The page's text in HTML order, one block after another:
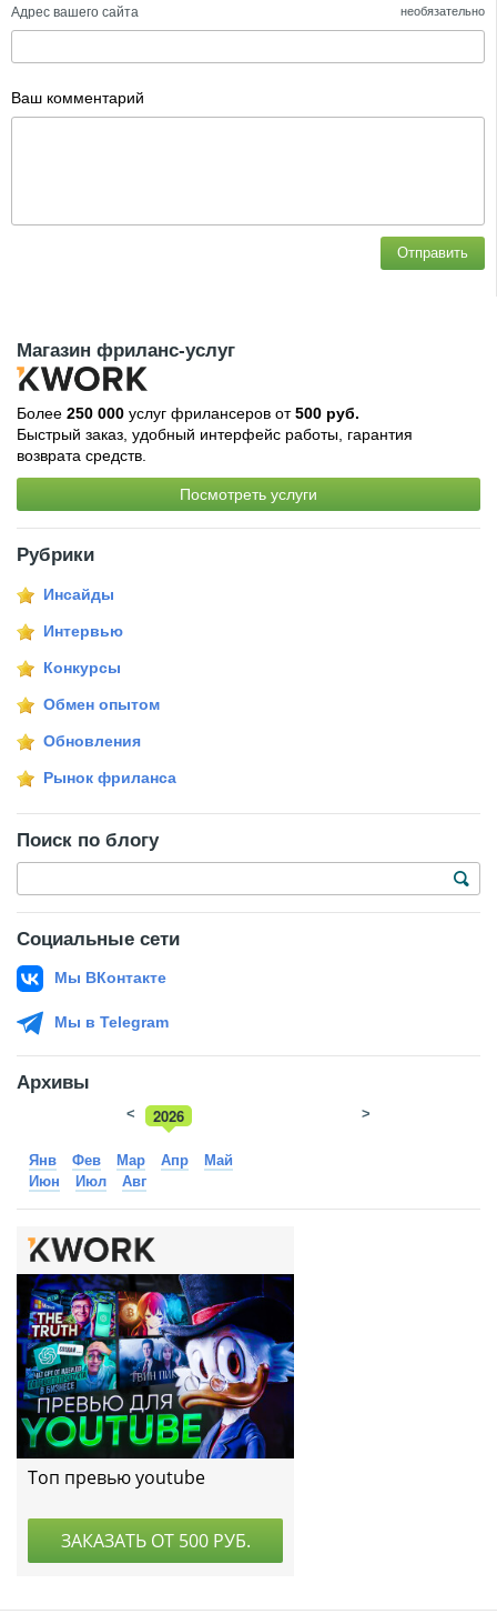
Адрес вашего сайта необязательно
Ваш комментарий
Отправить
Магазин фриланс-услуг
Более 250 000 услуг фрилансеров от500 руб.
Быстрый заказ, удобный интерфейс работы, гарантия
возврата средств.
Посмотреть услуги
Рубрики
Инсайды
Интервью
Конкурсы
Обмен опытом
Обновления
Рынок фриланса
Поиск по блогу
Социальные сети
Мы ВКонтакте
Мы в Telegram
Архивы
2026
2025
< >
Янв Фев Мар Апр
Май
Июн
Июл Авг